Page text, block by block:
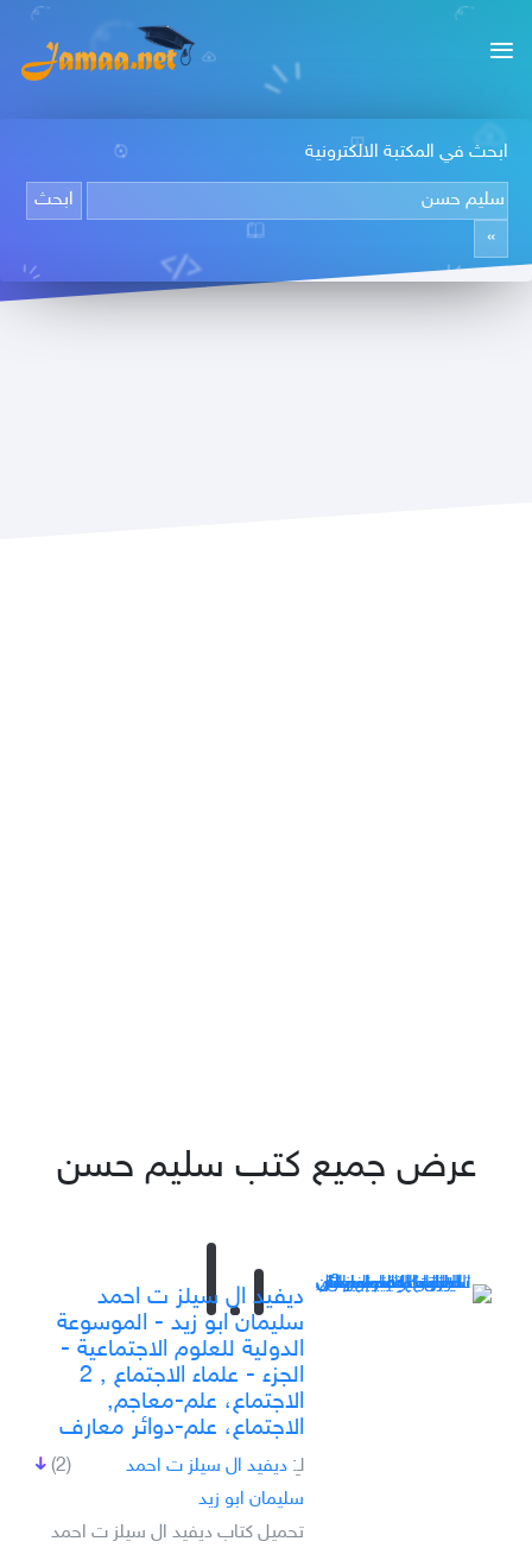
ابحث في المكتبة الالكترونية
عرض جميع كتب سليم حسن
ديفيد ال سيلز ت احمد
سليمان ابو زيد - الموسوعة
الدولية للعلوم الاجتماعية -
الجزء - علماء الاجتماع , 2
الاجتماع، علم-معاجم,
الاجتماع، علم-دوائر معارف
(2) لـِ: ديفيد ال سيلز ت احمد
سليمان ابو زيد
تحميل كتاب ديفيد ال سيلز ت احمد